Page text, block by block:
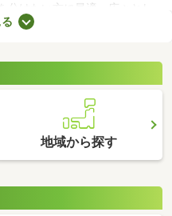
けたい方に最適。広々とし
くつろげる理想のお部屋に住
地域から探す